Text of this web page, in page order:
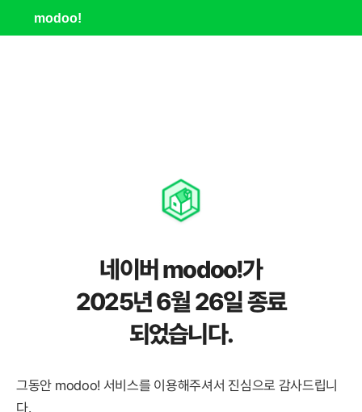
modoo!
네이버 modoo!가
2025년 6월 26일 종료
되었습니다.
그동안 modoo! 서비스를 이용해주셔서 진심으로 감사드립니
다.